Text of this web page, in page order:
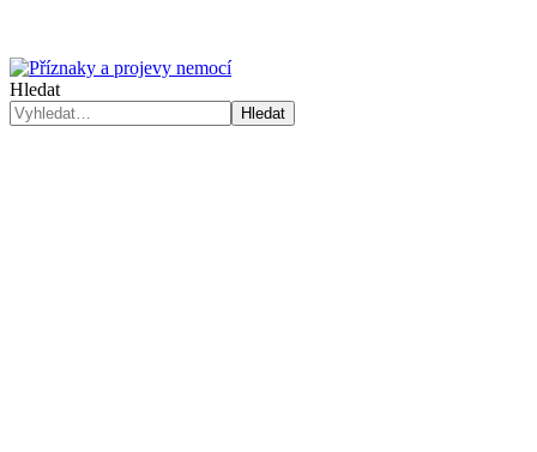
Hledat
Hledat